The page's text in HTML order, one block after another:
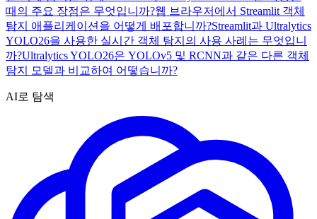
때의 주요 장점은 무엇입니까?웹 브라우저에서 Streamlit 객체
탐지 애플리케이션을 어떻게 배포합니까?Streamlit과 Ultralytics
YOLO26을 사용한 실시간 객체 탐지의 사용 사례는 무엇입니
까?Ultralytics YOLO26은 YOLOv5 및 RCNN과 같은 다른 객체
탐지 모델과 비교하여 어떻습니까?
AI로 탐색